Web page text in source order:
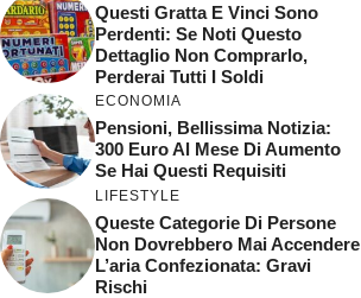
Questi Gratta E Vinci Sono
Perdenti: Se Noti Questo
Dettaglio Non Comprarlo,
Perderai Tutti I Soldi
ECONOMIA
Pensioni, Bellissima Notizia:
300 Euro Al Mese Di Aumento
Se Hai Questi Requisiti
LIFESTYLE
Queste Categorie Di Persone
Non Dovrebbero Mai Accendere
L’aria Confezionata: Gravi
Rischi